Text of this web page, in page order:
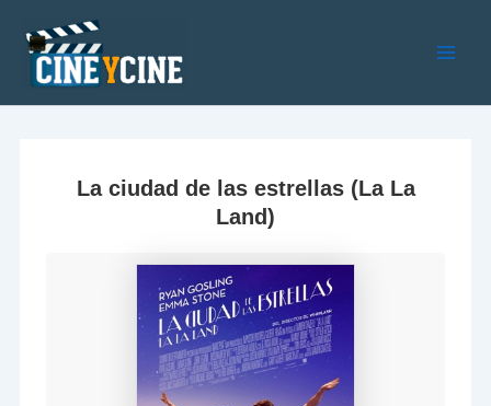
contenido
La ciudad de las estrellas (La La
Land)